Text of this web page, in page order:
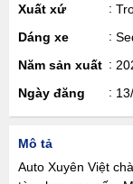
Xuất xứ
Dáng xe
Năm sản xuất
Ngày đăng
Mô tả
Auto Xuyên Việt